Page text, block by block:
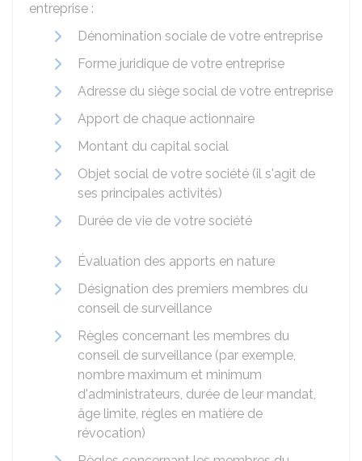
entreprise :
Dénomination sociale de votre entreprise
Forme juridique de votre entreprise
Adresse du siège social de votre entreprise
Apport de chaque actionnaire
Montant du capital social
Objet social de votre société (il s'agit de
ses principales activités)
Durée de vie de votre société
Évaluation des apports en nature
Désignation des premiers membres du
conseil de surveillance
Règles concernant les membres du
conseil de surveillance (par exemple,
nombre maximum et minimum
d'administrateurs, durée de leur mandat,
âge limite, règles en matière de
révocation)